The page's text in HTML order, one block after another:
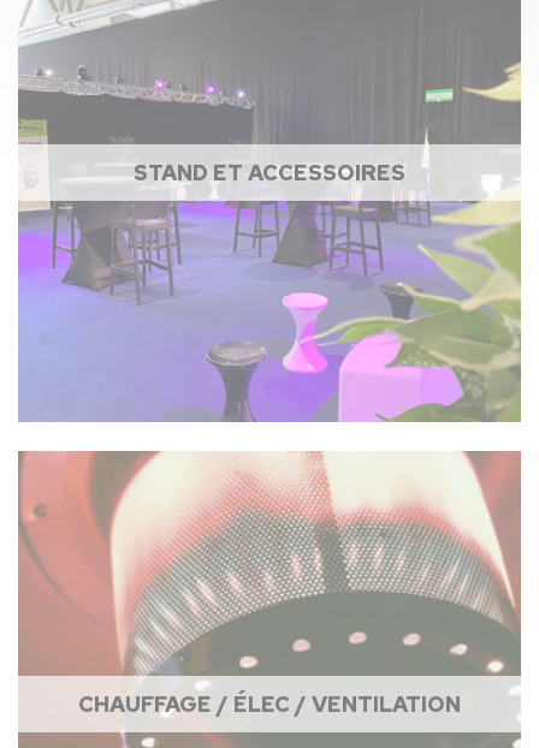
STAND ET ACCESSOIRES
CHAUFFAGE / ÉLEC / VENTILATION